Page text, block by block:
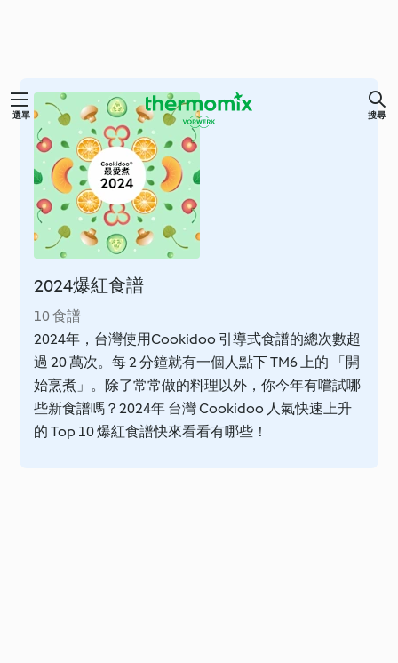
跳選單 搜尋
2024爆紅食譜
10 食譜
2024年，台灣使用Cookidoo 引導式食譜的總次數超
過 20 萬次。每 2 分鐘就有一個人點下 TM6 上的 「開
始烹煮」。除了常常做的料理以外，你今年有嚐試哪
些新食譜嗎？2024年 台灣 Cookidoo 人氣快速上升
的 Top 10 爆紅食譜快來看看有哪些！